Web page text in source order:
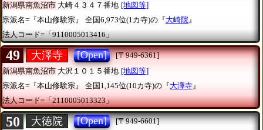
新潟県南魚沼市 大崎４３４７番地 [地図等]
宗派名=『本山修験宗』
全国6,973位(1カ寺)の『大崎院』
法人コード=「9110005013416」
49 大澤寺 [Open]
[〒949-6361]
新潟県南魚沼市 大沢１０１５番地 [地図等]
宗派名=『本山修験宗』
全国1,145位(10カ寺)の『大澤寺』
法人コード=「2110005013323」
50 大徳院 [Open]
[〒949-6601]